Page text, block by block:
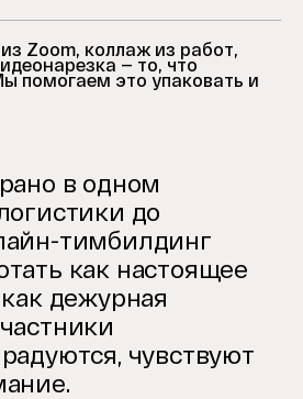
Zoom, коллаж из работ,
— то, что
помогаем это упаковать и
в одном
до
тимбилдинг
как настоящее
дежурная
чувствуют